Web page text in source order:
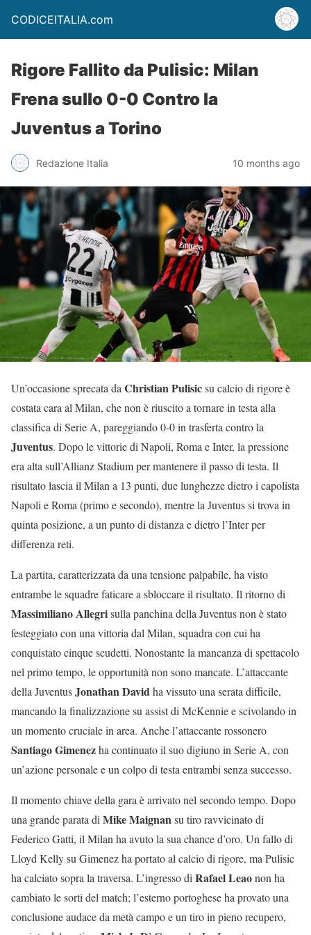
CODICEITALIA.com
Rigore Fallito da Pulisic: Milan
Frena sullo 0-0 Contro la
Juventus a Torino
Redazione Italia 10 months ago
Un’occasione sprecata da Christian Pulisicsu calcio di rigore è
costata cara al Milan, che non è riuscito a tornare in testa alla
classifica di Serie A, pareggiando 0-0 in trasferta contro la
Juventus. Dopo le vittorie di Napoli, Roma e Inter, la pressione
era alta sull’Allianz Stadium per mantenere il passo di testa. Il
risultato lascia il Milan a 13 punti, due lunghezze dietro i capolista
Napoli e Roma (primo e secondo), mentre la Juventus si trova in
quinta posizione, a un punto di distanza e dietro l’Inter per
differenza reti.
La partita, caratterizzata da una tensione palpabile, ha visto
entrambe le squadre faticare a sbloccare il risultato. Il ritorno di
Massimiliano Allegrisulla panchina della Juventus non è stato
festeggiato con una vittoria dal Milan, squadra con cui ha
conquistato cinque scudetti. Nonostante la mancanza di spettacolo
nel primo tempo, le opportunità non sono mancate. L’attaccante
della JuventusJonathan Davidha vissuto una serata difficile,
mancando la finalizzazione su assist di McKennie e scivolando in
un momento cruciale in area. Anche l’attaccante rossonero
Santiago Gimenezha continuato il suo digiuno in Serie A, con
un’azione personale e un colpo di testa entrambi senza successo.
Il momento chiave della gara è arrivato nel secondo tempo. Dopo
una grande parata di Mike Maignansu tiro ravvicinato di
Federico Gatti, il Milan ha avuto la sua chance d’oro. Un fallo di
Lloyd Kelly su Gimenez ha portato al calcio di rigore, ma Pulisic
ha calciato sopra la traversa. L’ingresso di Rafael Leaonon ha
cambiato le sorti del match; l’esterno portoghese ha provato una
conclusione audace da metà campo e un tiro in pieno recupero,